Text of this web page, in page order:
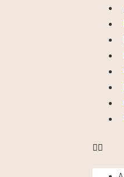
Menu